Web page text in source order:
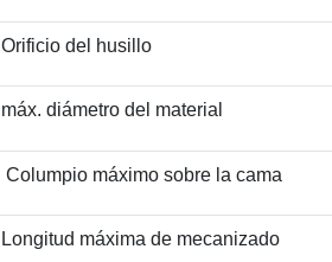
Orificio del husillo
máx. diámetro del material
Columpio máximo sobre la cama
Longitud máxima de mecanizado